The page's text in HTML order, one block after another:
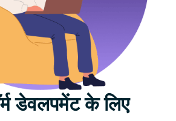
डेवलपमेंट के लिए